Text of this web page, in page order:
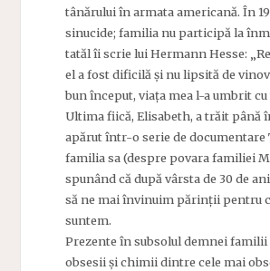
tânărului în armata americană. În
sinucide; familia nu participă la
tatăl îi scrie lui Hermann Hesse:
el a fost dificilă și nu lipsită de
bun început, viața mea l-a umbrit cu
Ultima fiică, Elisabeth, a trăit până
apărut într-o serie de documentare
familia sa (despre povara familiei
spunând că după vârsta de 30 de
să ne mai învinuim părinții pentru
suntem.
Prezente în subsolul demnei
obsesii și chimii dintre cele mai